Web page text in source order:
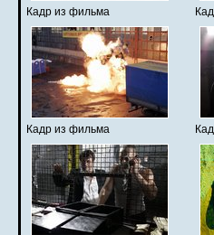
Кадр из фильма
Кадр из фильма